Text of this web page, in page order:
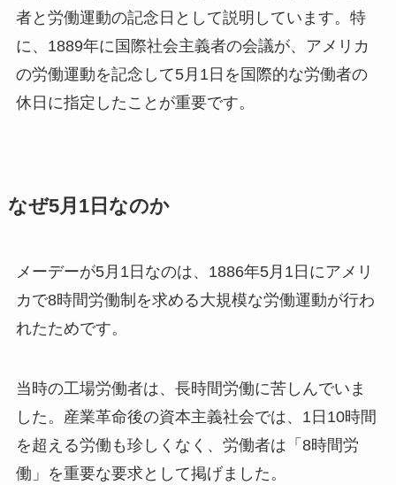
者と労働運動の記念日として説明しています。特
に、1889年に国際社会主義者の会議が、アメリカ
の労働運動を記念して5月1日を国際的な労働者の
休日に指定したことが重要です。
なぜ5月1日なのか
メーデーが5月1日なのは、1886年5月1日にアメリ
カで8時間労働制を求める大規模な労働運動が行わ
れたためです。
当時の工場労働者は、長時間労働に苦しんでいま
した。産業革命後の資本主義社会では、1日10時間
を超える労働も珍しくなく、労働者は「8時間労
働」を重要な要求として掲げました。